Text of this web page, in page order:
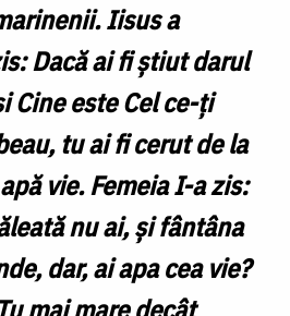
Iisus a
Dacă ai fi ştiut darul
Cine este Cel ce-ţi
tu ai fi cerut de la
vie. Femeia I-a zis:
nu ai, şi fântâna
dar, ai apa cea vie?